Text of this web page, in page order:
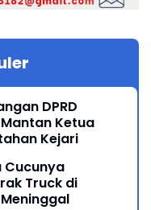
DPRD
Ketua
Kejari
Cucunya
Truck di